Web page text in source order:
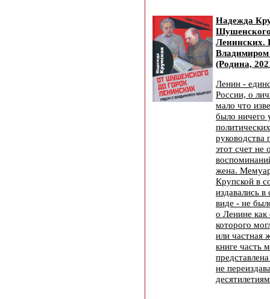
Надежда
Ленинских.
(Родина,
Ленин -
России, о
мало что
было ничего
руководства
этот счет не
жена.
Крупской в
издавались
виде - не
о Ленине как
которого
или частная
книге часть
не